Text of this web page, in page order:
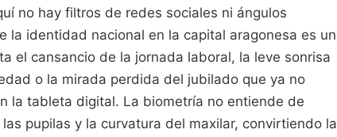
no hay filtros de redes sociales ni ángulos
la identidad nacional en la capital aragonesa es un
el cansancio de la jornada laboral, la leve sonrisa
o la mirada perdida del jubilado que ya no
la tableta digital. La biometría no entiende de
pupilas y la curvatura del maxilar, convirtiendo la